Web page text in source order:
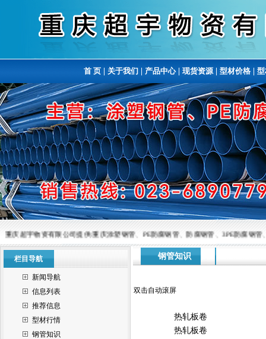
首 页 关于我们 产品中心| 现货资源| 型材价格
重庆超宇物资有限公司提供:重庆涂塑钢管、PE防腐钢管、防腐钢管、3PE防腐钢管
栏目导航
新闻导航
信息列表
推荐信息
型材行情
钢管知识
钢管知识
双击自动滚屏
热轧板卷
热轧板卷